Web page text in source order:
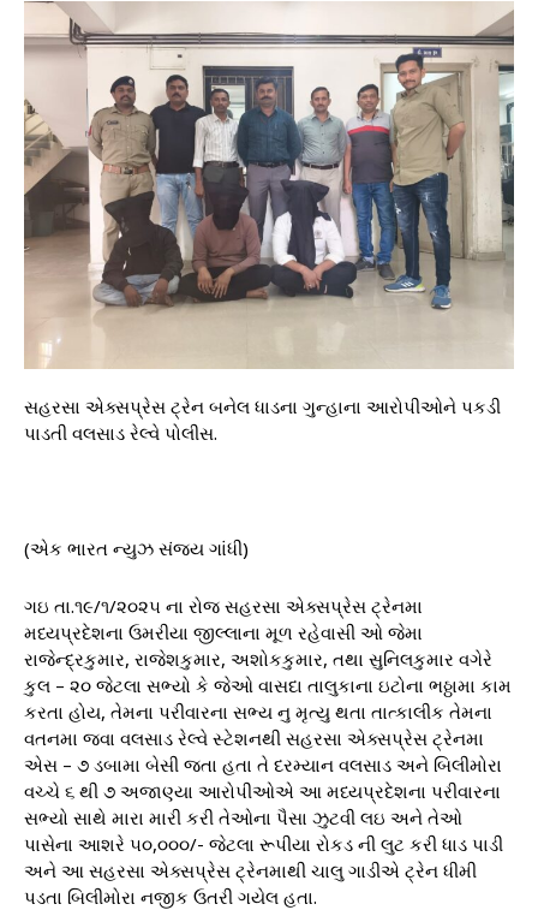
સહરસા એક્સપ્રેસ ટ્રેન બનેલ ધાડના ગુન્હાના આરોપીઓને પકડી
પાડતી વલસાડ રેલ્વે પોલીસ.
(એક ભારત ન્યુઝ સંજય ગાંધી)
ગઇ તા.૧૯/૧/૨૦૨૫ ના રોજ સહરસા એક્સપ્રેસ ટ્રેનમા
મધ્યપ્રદેશના ઉમરીયા જીલ્લાના મૂળ રહેવાસી ઓ જેમા
રાજેન્દ્રકુમાર, રાજેશકુમાર, અશોકકુમાર, તથા સુનિલકુમાર વગેરે
કુલ – ૨૦ જેટલા સભ્યો કે જેઓ વાસદા તાલુકાના ઇટોના ભઠ્ઠામા કામ
કરતા હોય, તેમના પરીવારના સભ્ય નુ મૃત્યુ થતા તાત્કાલીક તેમના
વતનમા જવા વલસાડ રેલ્વે સ્ટેશનથી સહરસા એક્સપ્રેસ ટ્રેનમા
એસ – ૭ ડબામા બેસી જતા હતા તે દરમ્યાન વલસાડ અને બિલીમોરા
વચ્ચે ૬ થી ૭ અજાણ્યા આરોપીઓએ આ મધ્યપ્રદેશના પરીવારના
સભ્યો સાથે મારા મારી કરી તેઓના પૈસા ઝુટવી લઇ અને તેઓ
પાસેના આશરે ૫૦,૦૦૦/- જેટલા રૂપીયા રોકડ ની લુટ કરી ધાડ પાડી
અને આ સહરસા એક્સપ્રેસ ટ્રેનમાથી ચાલુ ગાડીએ ટ્રેન ધીમી
પડતા બિલીમોરા નજીક ઉતરી ગયેલ હતા.